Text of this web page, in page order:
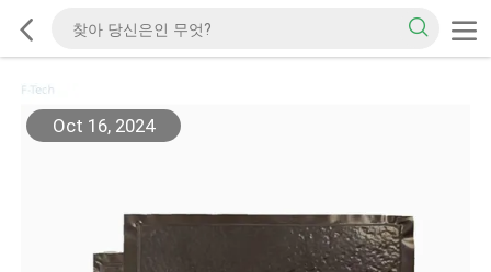
Oct 16, 2024